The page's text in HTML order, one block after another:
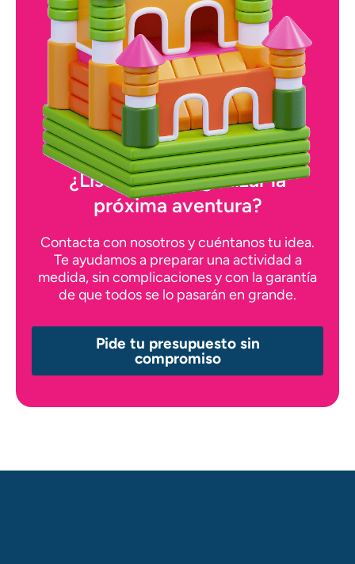
¿Listos para organizar la
próxima aventura?
Contacta con nosotros y cuéntanos tu idea.
Te ayudamos a preparar una actividad a
medida, sin complicaciones y con la garantía
de que todos se lo pasarán en grande.
Pide tu presupuesto sin
compromiso